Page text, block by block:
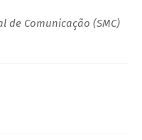
de Comunicação (SMC)